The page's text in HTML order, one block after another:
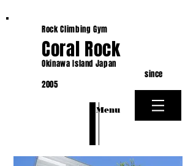
Rock Climbing Gym
Coral Rock
Okinawa Island Japan
since
2005
​Menu